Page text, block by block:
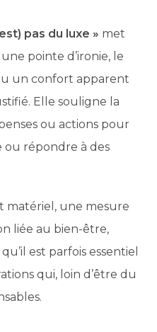
pas du luxe » met
pointe d’ironie, le
un confort apparent
Elle souligne la
ou actions pour
ou répondre à des
matériel, une mesure
liée au bien-être,
est parfois essentiel
qui, loin d’être du